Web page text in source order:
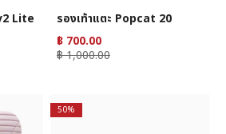
Lite
รองเท้าแตะ Popcat 20
฿ 700.00
฿ 1,000.00
50%